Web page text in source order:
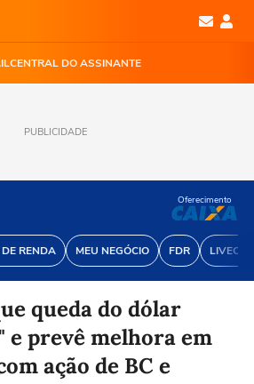
CENTRAL DO ASSINANTE
PUBLICIDADE
RENDA MEU NEGÓCIO FDR
Oferecimento
queda do dólar
e prevê melhora em
ação de BC e